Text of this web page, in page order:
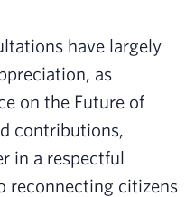
have largely
as
on the Future of
contributions,
in a respectful
reconnecting citizens